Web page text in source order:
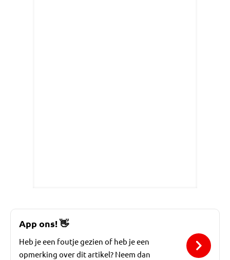
App ons!👋
Heb je een foutje gezien of heb je een
opmerking over dit artikel? Neem dan